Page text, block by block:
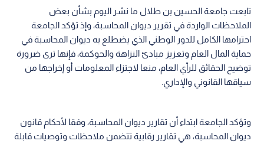
تابعت جامعة الحسين بن طلال ما نشر اليوم بشأن بعض
الملاحظات الواردة في تقرير ديوان المحاسبة، وإذ تؤكد الجامعة
احترامها الكامل للدور الوطني الذي يضطلع به ديوان المحاسبة في
حماية المال العام وتعزيز مبادئ النزاهة والحوكمة، فإنها ترى ضرورة
توضيح الحقائق للرأي العام، منعا لاجتزاء المعلومات أو إخراجها من
سياقها القانوني والإداري.
وتؤكد الجامعة ابتداء أن تقارير ديوان المحاسبة، وفقا لأحكام قانون
ديوان المحاسبة، هي تقارير رقابية تتضمن ملاحظات وتوصيات قابلة